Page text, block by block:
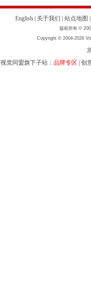
English 关于我们 站点地图
版权所有 ©
Copyright © 2004-2026
视觉同盟旗下子站： 品牌专区 创